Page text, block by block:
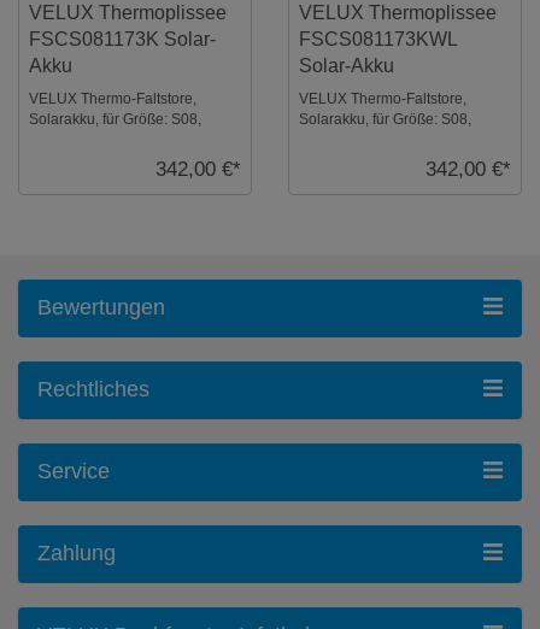
VELUX Thermoplissee
FSCS081173K Solar-
Akku
VELUX Thermo-Faltstore,
Solarakku, für Größe: S08,
homecontrol kom ...342,00 €*
VELUX Thermoplissee
FSCS081173KWL
Solar-Akku
VELUX Thermo-Faltstore,
Solarakku, für Größe: S08,
342,00 €*
Bewertungen
Rechtliches
Service
Zahlung